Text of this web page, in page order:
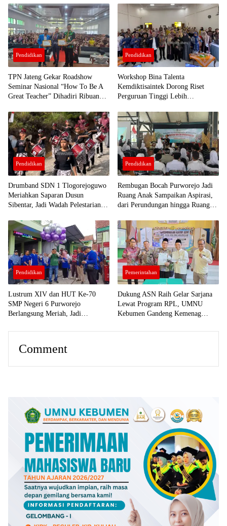
berita
purworejo
hari ini
Berita
Purworejo
Terkini
berita
terkini
purworejo
Pendidikan
TPN Jateng Gekar Roadshow
Seminar Nasional “How To Be A
Great Teacher” Dihadiri Ribuan
Pendidikan
Workshop Bina Talenta
Kemdiktisaintek Dorong Riset
Perguruan Tinggi Lebih
Pendidikan
Drumband SDN 1 Tlogorejoguwo
Meriahkan Saparan Dusun
Sibentar, Jadi Wadah Pelestarian
Pendidikan
Rembugan Bocah Purworejo Jadi
Ruang Anak Sampaikan Aspirasi,
dari Perundungan hingga Ruang
Pendidikan
Lustrum XIV dan HUT Ke-70
SMP Negeri 6 Purworejo
Berlangsung Meriah, Jadi
Pendidikan, Karakter, dan Sinergi
Pemerintahan
Dukung ASN Raih Gelar Sarjana
Lewat Program RPL, UMNU
Kebumen Gandeng Kemenag
Comment